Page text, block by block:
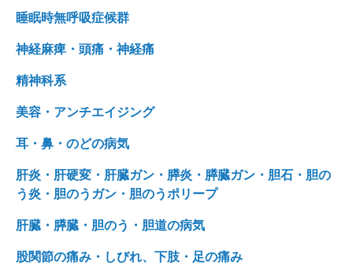
睡眠時無呼吸症候群
神経麻痺・頭痛・神経痛
精神科系
美容・アンチエイジング
耳・鼻・のどの病気
肝炎・肝硬変・肝臓ガン・膵炎・膵臓ガン・胆石・胆の
う炎・胆のうガン・胆のうポリープ
肝臓・膵臓・胆のう・胆道の病気
股関節の痛み・しびれ、下肢・足の痛み